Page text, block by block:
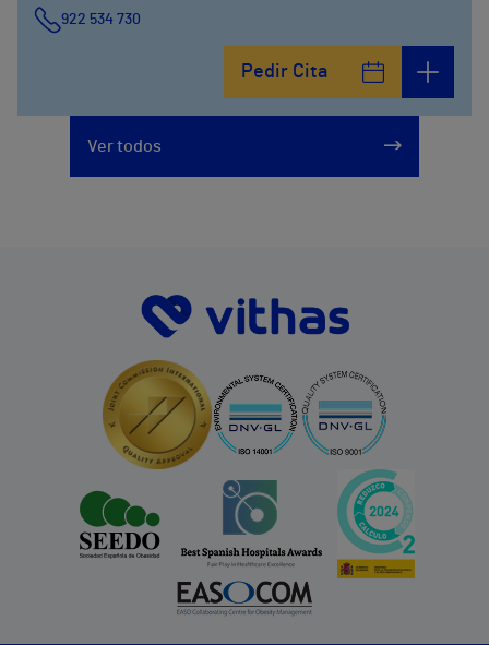
922 534 730
Pedir Cita
Ver todos